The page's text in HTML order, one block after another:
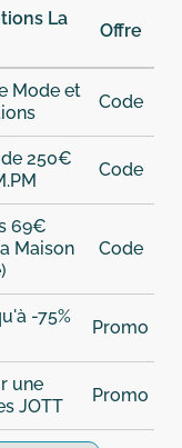
La
Offre
Mode et
Code
250€
Code
69€
Maison
Code
-75%
Promo
une
JOTT
Promo